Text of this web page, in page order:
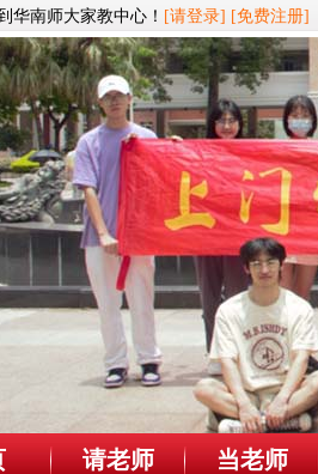
华南师大家教中心！ [请登录] [免费注册]
请老师 当老师